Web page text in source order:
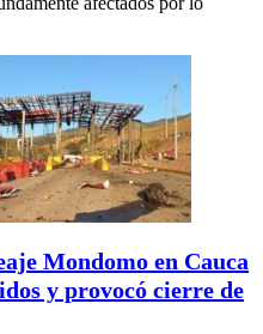
Mondomo en Cauca
y provocó cierre de